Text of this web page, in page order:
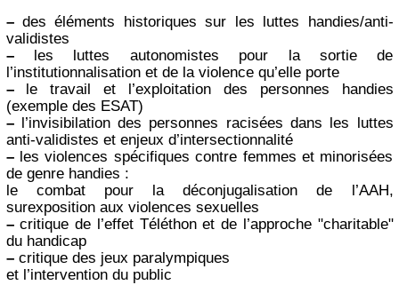
–des éléments historiques sur les luttes handies/anti-
validistes
–les luttes autonomistes pour la sortie de
l’institutionnalisation et de la violence qu’elle porte
–le travail et l’exploitation des personnes handies
(exemple des ESAT)
–l’invisibilation des personnes racisées dans les luttes
anti-validistes et enjeux d’intersectionnalité
–les violences spécifiques contre femmes et minorisées
de genre handies :
le combat pour la déconjugalisation de l’AAH,
surexposition aux violences sexuelles
–critique de l’effet Téléthon et de l’approche "charitable"
du handicap
–critique des jeux paralympiques
et l’intervention du public